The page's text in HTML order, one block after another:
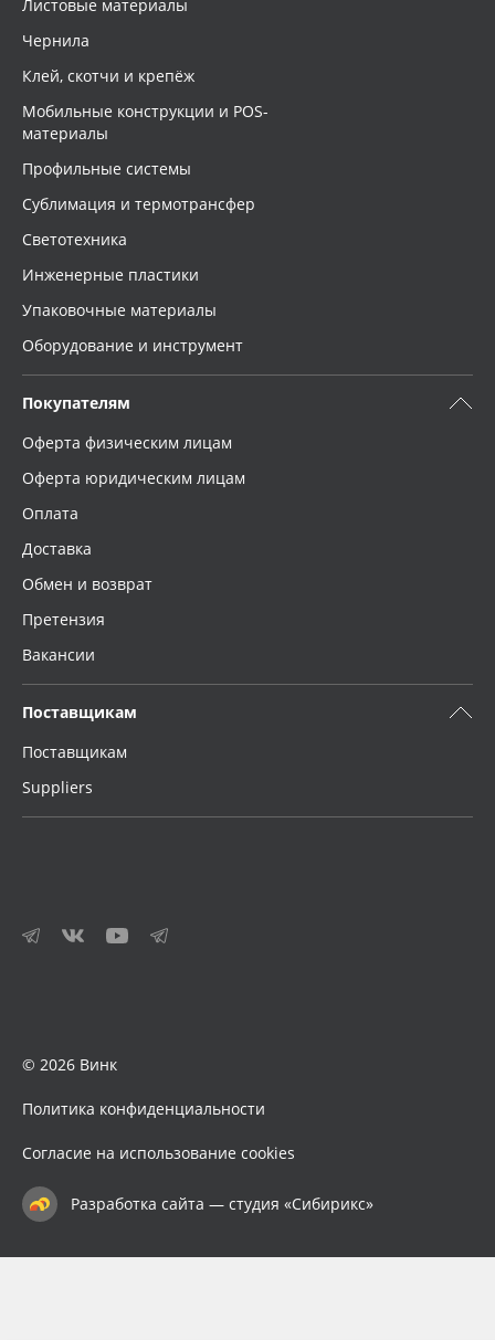
Листовые материалы
Чернила
Клей, скотчи и крепёж
Мобильные конструкции и POS-
материалы
Профильные системы
Сублимация и термотрансфер
Светотехника
Инженерные пластики
Упаковочные материалы
Оборудование и инструмент
Покупателям
Оферта физическим лицам
Оферта юридическим лицам
Оплата
Доставка
Обмен и возврат
Претензия
Вакансии
Поставщикам
Поставщикам
Suppliers
© 2026 Винк
Политика конфиденциальности
Согласие на использование cookies
Разработка сайта — студия «Сибирикс»